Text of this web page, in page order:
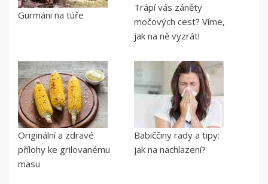
Gurmáni na túře
Trápí vás záněty
močových cest? Víme,
jak na ně vyzrát!
Originální a zdravé
přílohy ke grilovanému
masu
Babiččiny rady a tipy:
jak na nachlazení?